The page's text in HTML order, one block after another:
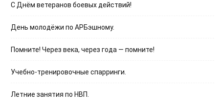
С Днём ветеранов боевых действий!
День молодёжи по АРБэшному.
Помните! Через века, через года — помните!
Учебно-тренировочные спарринги.
Летние занятия по НВП.